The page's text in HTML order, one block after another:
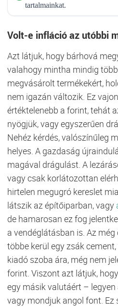
tartalmainkat.
Volt-e infláció az utóbbi
Azt látjuk, hogy bárhová
valahogy mintha mindig
megvásárolt termékekért,
nem igazán változik. Ez
értéktelenebb a forint, tehát
nyögjük, vagy egyszerűen
Nehéz kérdés, valószínűleg
helyes. A gazdaság
magával drágulást. A
vagy csak korlátozottan
hirtelen megugró kereslet
látszik az építőiparban, vagy
de hamarosan ez fog
a vendéglátásban is. Az
többe kerül egy zsák
kiadó szoba ára, még nem
forint. Viszont azt látjuk,
egy másik valutáért – legyen
vagy mondjuk angol font.